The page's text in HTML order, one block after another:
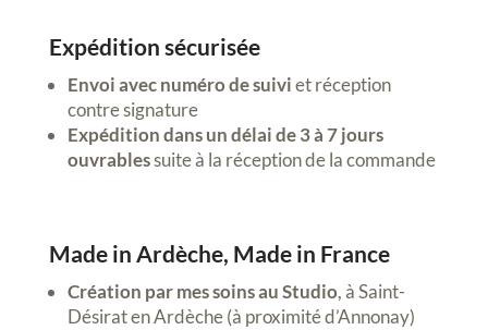
Expédition sécurisée
Envoi avec numéro de suiviet réception
contre signature
Expédition dans un délai de 3 à 7 jours
ouvrablessuite à la réception de la commande
Made in Ardèche, Made in France
Création par mes soins au Studio, à Saint-
Désirat en Ardèche (à proximité d’Annonay)